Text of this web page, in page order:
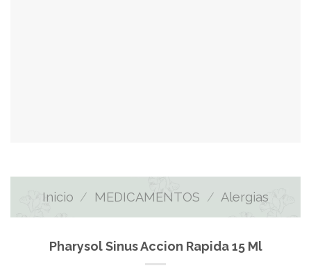
Inicio / MEDICAMENTOS / Alergias
Pharysol Sinus Accion Rapida 15 Ml